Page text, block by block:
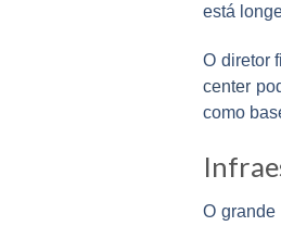
está
O diretor
center
como
O